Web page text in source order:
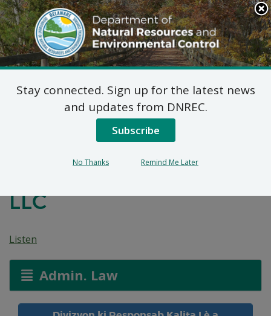
Search
This
Site
DNREC Menu
7 DE Admin. Kòd 1102
Demann Pèmi Natirèl
Minè: Willard Agri-
LLC
Listen
Admin. Law
Stay connected. Sign up for the latest news
and updates from DNREC.
Subscribe
No Thanks Remind Me Later